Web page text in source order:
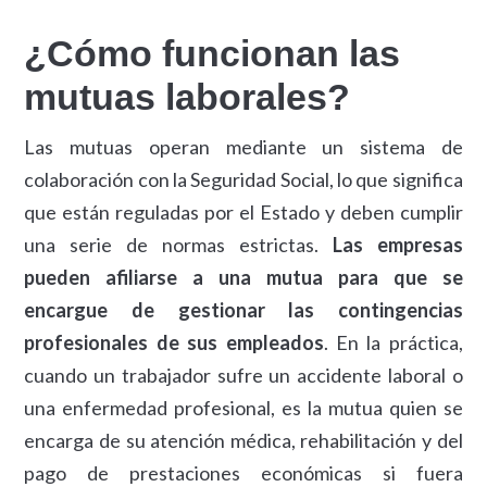
¿Cómo funcionan las
mutuas laborales?
Las mutuas operan mediante un sistema de
colaboración con la Seguridad Social, lo que significa
que están reguladas por el Estado y deben cumplir
una serie de normas estrictas. Las empresas
pueden afiliarse a una mutua para que se
encargue de gestionar las contingencias
profesionales de sus empleados. En la práctica,
cuando un trabajador sufre un accidente laboral o
una enfermedad profesional, es la mutua quien se
encarga de su atención médica, rehabilitación y del
pago de prestaciones económicas si fuera